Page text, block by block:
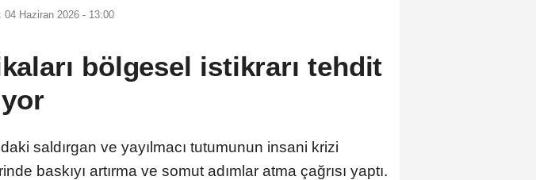
04 Haziran 2026 - 13:00
bölgesel istikrarı tehdit
saldırgan ve yayılmacı tutumunun insani krizi
baskıyı artırma ve somut adımlar atma çağrısı yaptı.